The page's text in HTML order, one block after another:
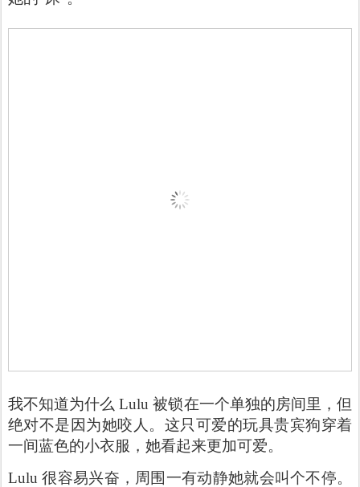
我不知道为什么 Lulu 被锁在一个单独的房间里，但
绝对不是因为她咬人。这只可爱的玩具贵宾狗穿着
一间蓝色的小衣服，她看起来更加可爱。
Lulu 很容易兴奋，周围一有动静她就会叫个不停。